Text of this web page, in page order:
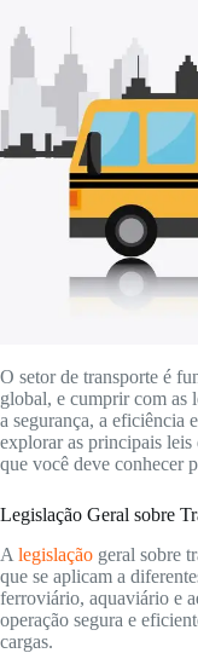
O setor de transporte é
global, e cumprir com as
a segurança, a eficiência
explorar as principais leis
que você deve conhecer
Legislação Geral sobre
A legislação geral sobre
que se aplicam a
ferroviário, aquaviário e
operação segura e
cargas.